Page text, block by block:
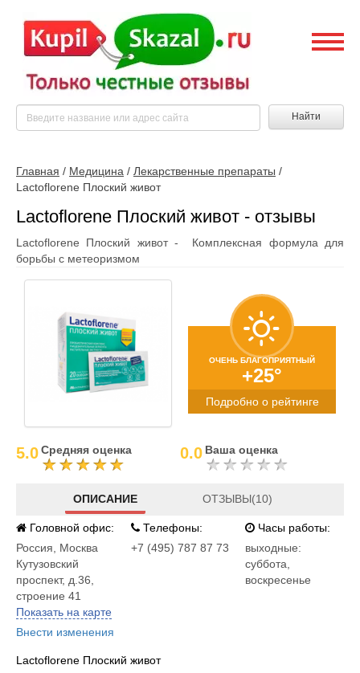
Найти
Главная / Медицина / Лекарственные препараты /
Lactoflorene Плоский живот
Lactoflorene Плоский живот - отзывы
Lactoflorene Плоский живот - Комплексная формула для
борьбы с метеоризмом
ОЧЕНЬ БЛАГОПРИЯТНЫЙ
+25°
Подробно о рейтинге
5.0Средняя оценка 0.0 Ваша оценка
ОПИСАНИЕ ОТЗЫВЫ(10)
Головной офис:
Россия
Москва
Кутузовский
проспект, д.36,
строение 41
Показать на карте
Внести изменения
Телефоны:
+7 (495) 787 87 73
Часы работы:
выходные:
суббота,
воскресенье
Lactoflorene Плоский живот